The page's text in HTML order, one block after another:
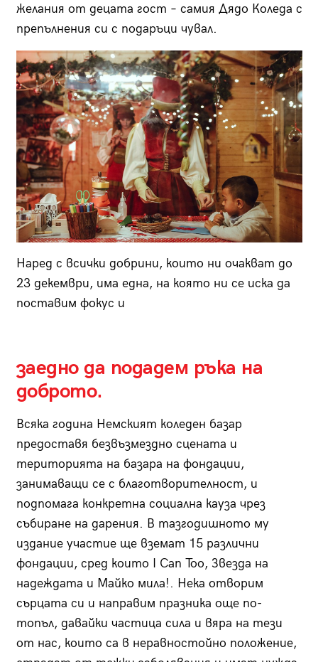
желания от децата гост – самия Дядо Коледа с
препълнения си с подаръци чувал.
Наред с всички добрини, които ни очакват до
23 декември, има една, на която ни се иска да
поставим фокус и
заедно да подадем ръка на
доброто.
Всяка година Немският коледен базар
предоставя безвъзмездно сцената и
територията на базара на фондации,
занимаващи се с благотворителност, и
подпомага конкретна социална кауза чрез
събиране на дарения. В тазгодишното му
издание участие ще вземат 15 различни
фондации, сред които I Can Too, Звезда на
надеждата и Майко мила!. Нека отворим
сърцата си и направим празника още по-
топъл, давайки частица сила и вяра на тези
от нас, които са в неравностойно положение,